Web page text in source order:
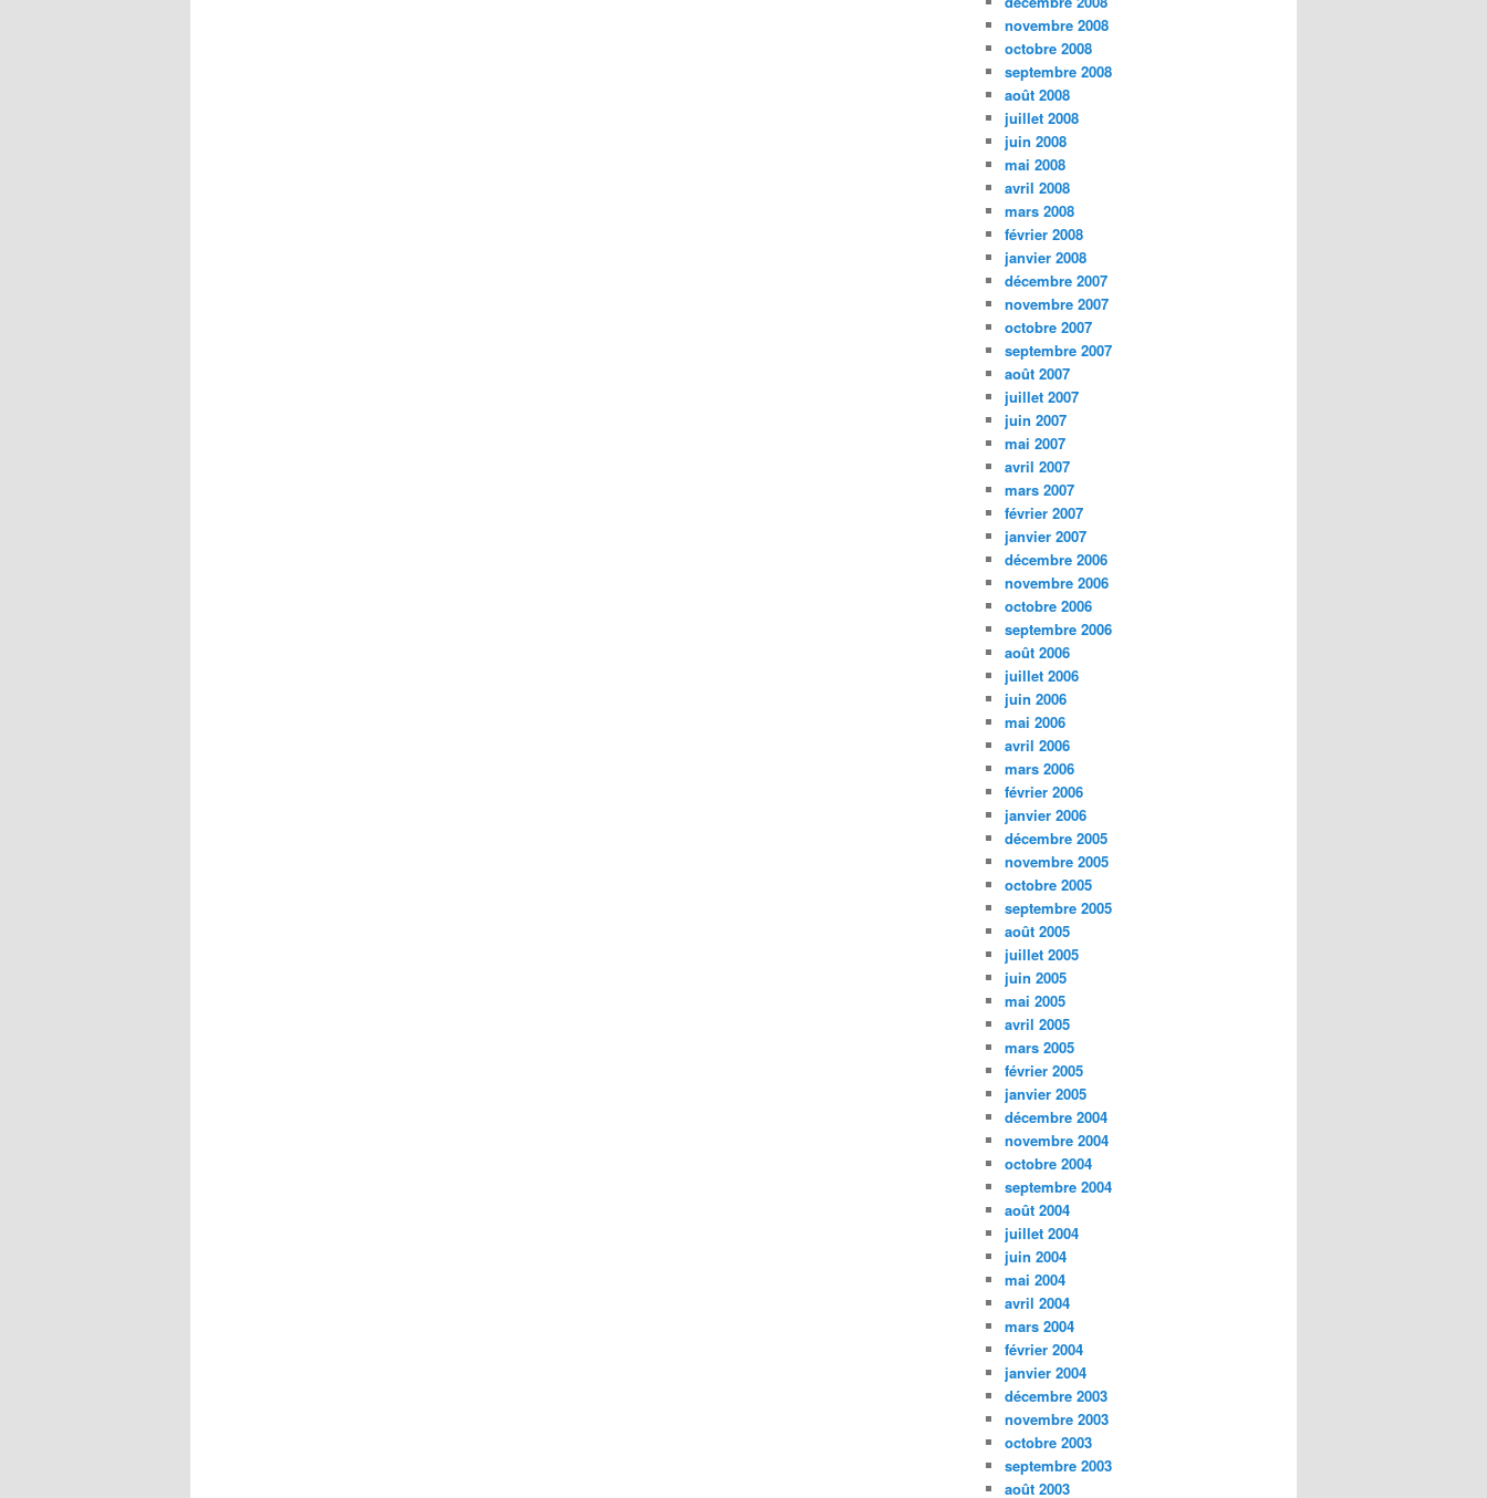
novembre 2008
octobre 2008
septembre 2008
août 2008
juillet 2008
juin 2008
mai 2008
avril 2008
mars 2008
février 2008
janvier 2008
décembre 2007
novembre 2007
octobre 2007
septembre 2007
août 2007
juillet 2007
juin 2007
mai 2007
avril 2007
mars 2007
février 2007
janvier 2007
décembre 2006
novembre 2006
octobre 2006
septembre 2006
août 2006
juillet 2006
juin 2006
mai 2006
avril 2006
mars 2006
février 2006
janvier 2006
décembre 2005
novembre 2005
octobre 2005
septembre 2005
août 2005
juillet 2005
juin 2005
mai 2005
avril 2005
mars 2005
février 2005
janvier 2005
décembre 2004
novembre 2004
octobre 2004
septembre 2004
août 2004
juillet 2004
juin 2004
mai 2004
avril 2004
mars 2004
février 2004
janvier 2004
décembre 2003
novembre 2003
octobre 2003
septembre 2003
août 2003